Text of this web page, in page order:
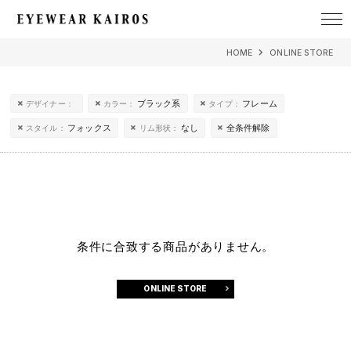
HOME ONLINE STORE
デザイナー： カラー： ブラック系 タイプ： フレーム
スタイル： フォックス リム形状： なし 全条件解除
条件に合致する商品がありません。
ONLINE STORE